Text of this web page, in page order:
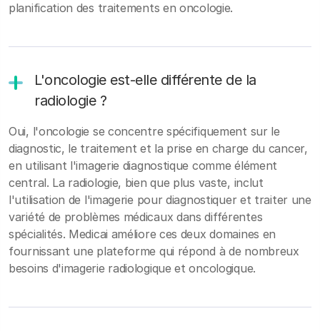
planification des traitements en oncologie.
L'oncologie est-elle différente de la
radiologie ?
Oui, l'oncologie se concentre spécifiquement sur le
diagnostic, le traitement et la prise en charge du cancer,
en utilisant l'imagerie diagnostique comme élément
central. La radiologie, bien que plus vaste, inclut
l'utilisation de l'imagerie pour diagnostiquer et traiter une
variété de problèmes médicaux dans différentes
spécialités. Medicai améliore ces deux domaines en
fournissant une plateforme qui répond à de nombreux
besoins d'imagerie radiologique et oncologique.